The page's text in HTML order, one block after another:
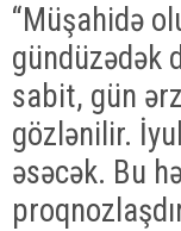
“Müşahidə
gündüzədək
sabit, gün
gözlənilir.
əsəcək. Bu